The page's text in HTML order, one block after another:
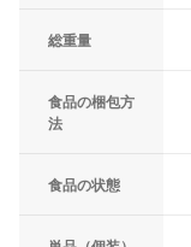
総重量
食品の梱包方
法
食品の状態